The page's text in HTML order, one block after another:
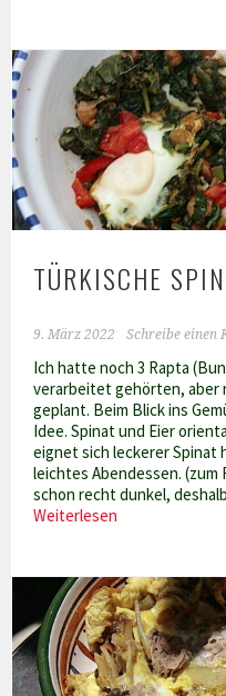
TÜRKISCHE
9. März 2022 Schreibe einen
Ich hatte noch 3 Rapta
verarbeitet gehörten, aber
geplant. Beim Blick ins
Idee. Spinat und Eier
eignet sich leckerer Spinat
leichtes Abendessen.
schon recht dunkel,
Weiterlesen